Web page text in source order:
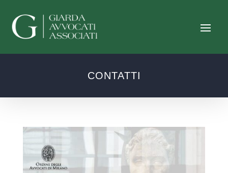
CONTATTI